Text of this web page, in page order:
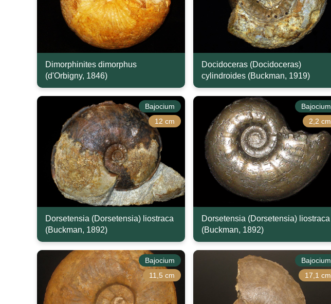
Dimorphinites dimorphus
(d'Orbigny, 1846)
Docidoceras (Docidoceras)
cylindroides (Buckman, 1919)
Bajocium
12 cm
Dorsetensia (Dorsetensia) liostraca
(Buckman, 1892)
Bajocium
2,2 cm
Dorsetensia (Dorsetensia) liostraca
(Buckman, 1892)
Bajocium
11,5 cm
Bajocium
17,1 cm